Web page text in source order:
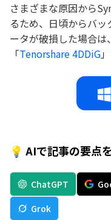
さまざまな原因から
るため、日頃からバ
ータが破損した場合
「Tenorshare 4DDiG
💡 AIで記事の要点
ChatGPT
Grok